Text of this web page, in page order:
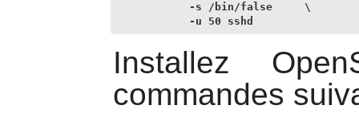
         -s /bin/false     \
         -u 50 sshd
Installez
commandes